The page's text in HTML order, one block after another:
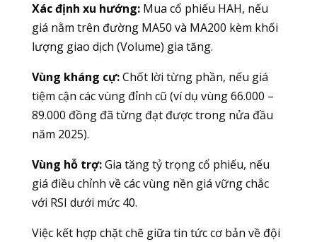
Xác định xu hướng:Mua cổ phiếu HAH, nếu
giá nằm trên đường MA50 và MA200 kèm khối
lượng giao dịch (Volume) gia tăng.
Vùng kháng cự:Chốt lời từng phần, nếu giá
tiệm cận các vùng đỉnh cũ (ví dụ vùng 66.000 –
89.000 đồng đã từng đạt được trong nửa đầu
năm 2025).
Vùng hỗ trợ:Gia tăng tỷ trọng cổ phiếu, nếu
giá điều chỉnh về các vùng nền giá vững chắc
với RSI dưới mức 40.
Việc kết hợp chặt chẽ giữa tin tức cơ bản về đội